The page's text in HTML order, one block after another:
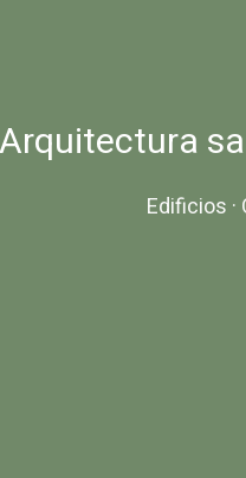
Arquitectura
Edificios ·